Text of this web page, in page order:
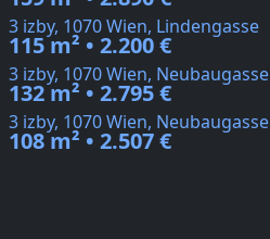
3 izby, 1070 Wien, Lindengasse
115 m² • 2.200 €
3 izby, 1070 Wien, Neubaugasse
132 m² • 2.795 €
3 izby, 1070 Wien, Neubaugasse
108 m² • 2.507 €